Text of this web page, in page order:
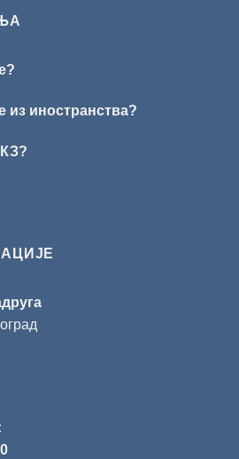
Раичковић“
Ристовићу
из иностранства?